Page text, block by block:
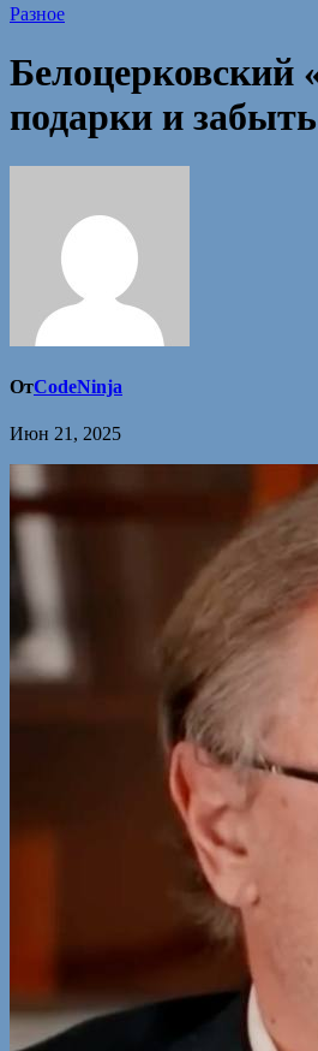
Разное
Белоцерковский
подарки и
ОтCodeNinja
Июн 21, 2025